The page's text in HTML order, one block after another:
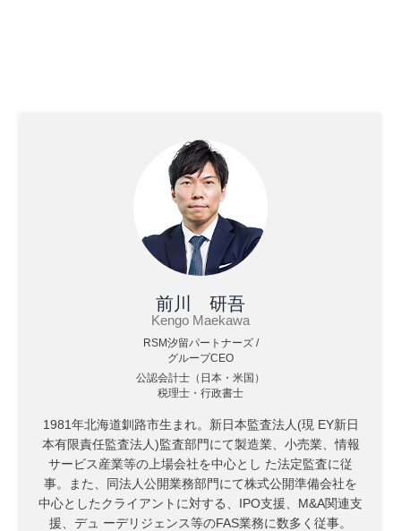
前川 研吾
Kengo Maekawa
RSM汐留パートナーズ /
グループCEO
公認会計士（日本・米国）
税理士・行政書士
1981年北海道釧路市生まれ。新日本監査法人(現 EY新日
本有限責任監査法人)監査部門にて製造業、小売業、情報
サービス産業等の上場会社を中心とし た法定監査に従
事。また、同法人公開業務部門にて株式公開準備会社を
中心としたクライアントに対する、IPO支援、M&A関連支
援、デュ ーデリジェンス等のFAS業務に数多く従事。